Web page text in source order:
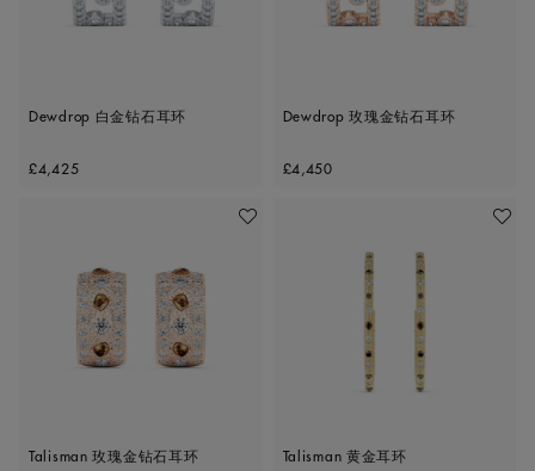
Dewdrop 白金钻石耳环
Original price
£4,425
Dewdrop 玫瑰金钻石耳环
Original price
£4,450
收藏作品
Talisman 玫瑰金钻石耳环
收藏作
Talisman 黄金耳环